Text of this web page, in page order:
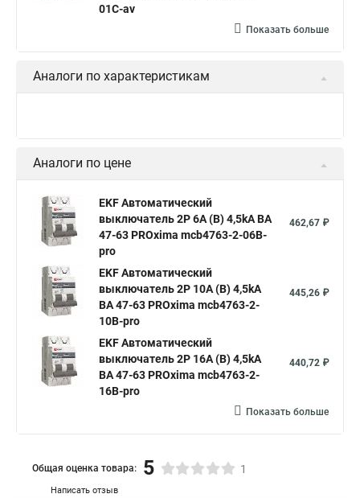
01C-av
Показать больше
Аналоги по характеристикам
Аналоги по цене
EKF Автоматический
выключатель 2P 6А (В) 4,5kA ВА
47-63 PROxima mcb4763-2-06B-
pro
462,67 ₽
EKF Автоматический
выключатель 2P 10А (В) 4,5kA
ВА 47-63 PROxima mcb4763-2-
10B-pro
445,26 ₽
EKF Автоматический
выключатель 2P 16А (В) 4,5kA
ВА 47-63 PROxima mcb4763-2-
16B-pro
440,72 ₽
Показать больше
Написать отзыв
Общая оценка товара: 5 1